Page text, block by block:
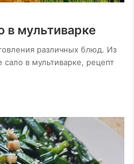
в мультиварке
различных блюд. Из
в мультиварке, рецепт